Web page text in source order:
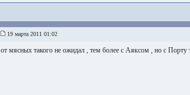
19 марта 2011 01:02
от мясных такого не ожидал , тем более с Аяксом , но с Порту